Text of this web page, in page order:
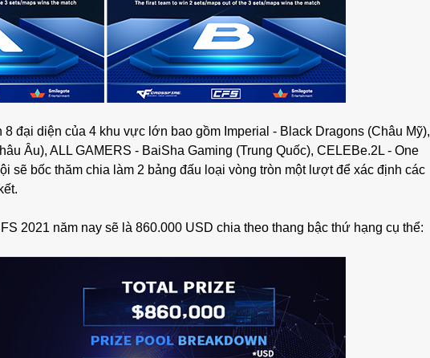
8 đại diện của 4 khu vực lớn bao gồm Imperial - Black Dragons (Châu Mỹ),
Âu), ALL GAMERS - BaiSha Gaming (Trung Quốc), CELEBe.2L - One
sẽ bốc thăm chia làm 2 bảng đấu loại vòng tròn một lượt để xác định các
2021 năm nay sẽ là 860.000 USD chia theo thang bậc thứ hạng cụ thể: